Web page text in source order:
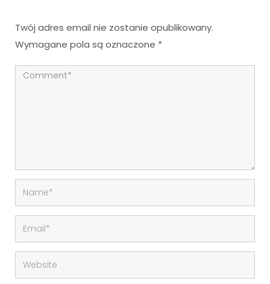
Twój adres email nie zostanie opublikowany.
Wymagane pola są oznaczone *